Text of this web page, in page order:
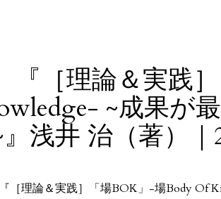
『［理論＆実践
~成果が
浅井 治（著）｜
［理論＆実践］「場BOK」-場Body Of